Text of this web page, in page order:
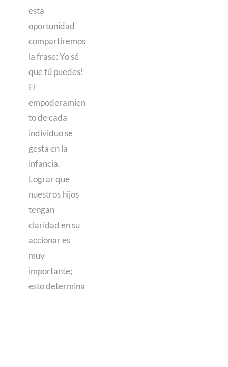
esta
oportunidad
compartiremos
la frase: Yo sé
que tú puedes!
El
empoderamien
to de cada
individuo se
gesta en la
infancia.
Lograr que
nuestros hijos
tengan
claridad en su
accionar es
muy
importante;
esto determina